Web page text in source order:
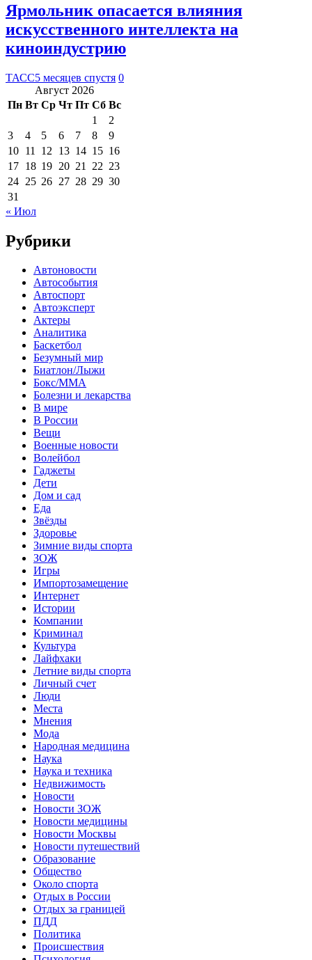
Ярмольник опасается влияния
искусственного интеллекта на
киноиндустрию
ТАСС5 месяцев спустя 0
Август 2026
Пн Вт Ср Чт Пт Сб Вс
1
2
3
4 5 6 7 8
9
10 11 12 13 14 15 16
17 18 19 20 21 22 23
24 25 26 27 28 29 30
31
« Июл
Рубрики
Автоновости
Автособытия
Автоспорт
Автоэксперт
Актеры
Аналитика
Баскетбол
Безумный мир
Биатлон/Лыжи
Бокс/MMA
Болезни и лекарства
В мире
В России
Вещи
Военные новости
Волейбол
Гаджеты
Дети
Дом и сад
Еда
Звёзды
Здоровье
Зимние виды спорта
ЗОЖ
Игры
Импортозамещение
Интернет
Истории
Компании
Криминал
Культура
Лайфхаки
Летние виды спорта
Личный счет
Люди
Места
Мнения
Мода
Народная медицина
Наука
Наука и техника
Недвижимость
Новости
Новости ЗОЖ
Новости медицины
Новости Москвы
Новости путешествий
Образование
Общество
Около спорта
Отдых в России
Отдых за границей
ПДД
Политика
Происшествия